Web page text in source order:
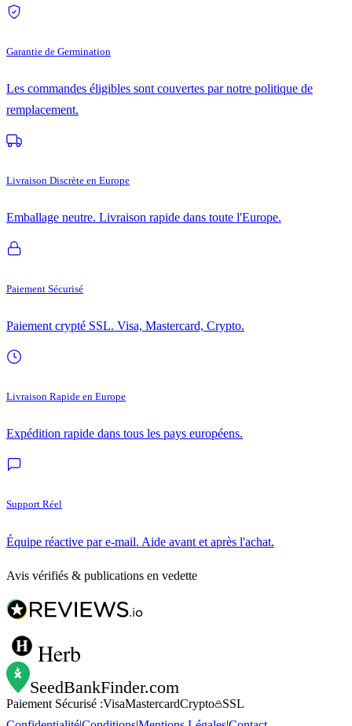
Garantie de Germination
Les commandes éligibles sont couvertes par notre politique de
remplacement.
Livraison Discrète en Europe
Emballage neutre. Livraison rapide dans toute l'Europe.
Paiement Sécurisé
Paiement crypté SSL. Visa, Mastercard, Crypto.
Livraison Rapide en Europe
Expédition rapide dans tous les pays européens.
Support Réel
Équipe réactive par e-mail. Aide avant et après l'achat.
Avis vérifiés & publications en vedette
Herb
SeedBankFinder.com
Paiement Sécurisé :VisaMastercardCrypto
SSL